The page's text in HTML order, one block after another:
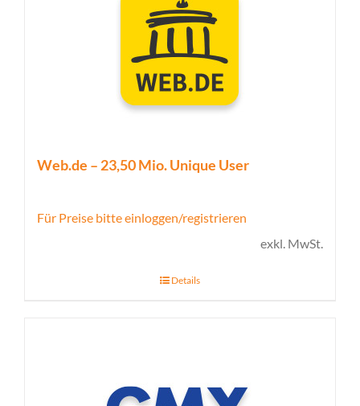
Web.de – 23,50 Mio. Unique User
Für Preise bitte einloggen/registrieren
exkl. MwSt.
Details